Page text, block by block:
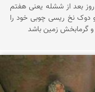
روز بعد از ششله یعنی هفتم
و دوک نخ ریسی چوبی خود را
گرمابخش زمین باشد